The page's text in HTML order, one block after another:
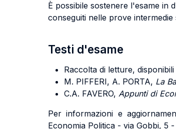
È possibile sostenere l'esame in
conseguiti nelle prove intermedie
Testi d'esame
Raccolta di letture,
M. PIFFERI, A. PORTA, La
C.A. FAVERO, Appunti di
Per informazioni e
Economia Politica - via Gobbi, 5 -